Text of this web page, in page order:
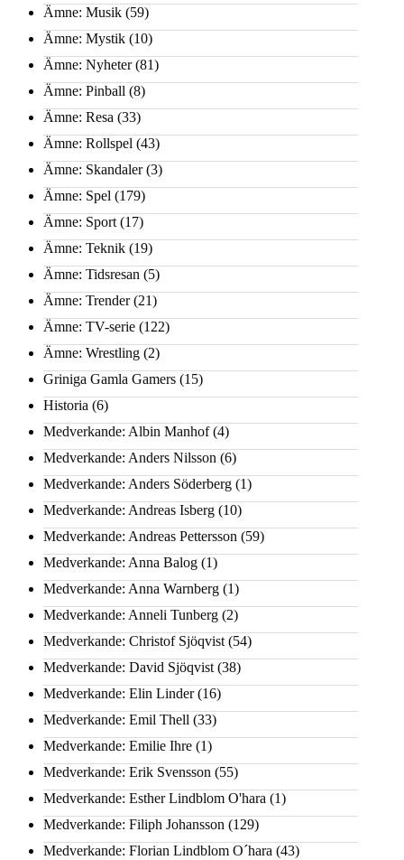
Ämne: Musik (59)
Ämne: Mystik (10)
Ämne: Nyheter(81)
Ämne: Pinball (8)
Ämne: Resa (33)
Ämne: Rollspel (43)
Ämne: Skandaler(3)
Ämne: Spel (179)
Ämne: Sport (17)
Ämne: Teknik (19)
Ämne: Tidsresan (5)
Ämne: Trender(21)
Ämne: TV-serie (122)
Ämne: Wrestling (2)
Griniga Gamla Gamers (15)
Historia (6)
Medverkande: Albin Manhof(4)
Medverkande: Anders Nilsson (6)
Medverkande: Anders Söderberg (1)
Medverkande: Andreas Isberg (10)
Medverkande: Andreas Pettersson (59)
Medverkande: Anna Balog (1)
Medverkande: Anna Warnberg (1)
Medverkande: Anneli Tunberg (2)
Medverkande: Christof Sjöqvist (54)
Medverkande: David Sjöqvist (38)
Medverkande: Elin Linder(16)
Medverkande: Emil Thell (33)
Medverkande: Emilie Ihre (1)
Medverkande: Erik Svensson (55)
Medverkande: Esther Lindblom O'hara (1)
Medverkande: Filiph Johansson (129)
Medverkande: Florian Lindblom O´hara (43)